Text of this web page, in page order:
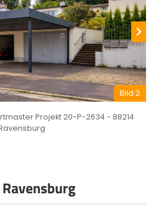
Bild 2
Projekt 20-P-2634 - 88214